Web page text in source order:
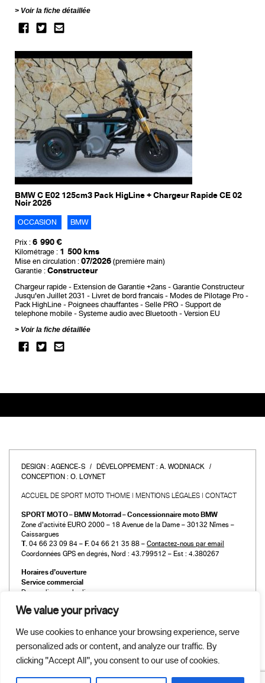
We value your privacy
We use cookies to enhance your browsing experience, serve
personalized ads or content, and analyze our traffic. By
clicking "Accept All", you consent to our use of cookies.
Voir la fiche détaillée
BMW C E02 125cm3 Pack HigLine + Chargeur Rapide CE 02
Noir 2026
OCCASION BMW
Prix : 6 990 €
Kilométrage : 1 500 kms
Mise en circulation : 07/2026 (première main)
Garantie : Constructeur
Chargeur rapide Extension de Garantie +2ans
Garantie Constructeur
Jusqu'en Juillet 2031
Livret de bord francais
Modes de Pilotage Pro
Pack HighLine
Poignees chauffantes Selle PRO
Support de
telephone mobile
Systeme audio avec Bluetooth
Version EU
Voir la fiche détaillée
DESIGN : AGENCE-S DÉVELOPPEMENT : A. WODNIACK
CONCEPTION : O. LOYNET
ACCUEIL DE SPORT MOTO THOME MENTIONS LÉGALES CONTACT
SPORT MOTO – BMW Motorrad – Concessionnaire moto BMW
Zone d’activité EURO 2000 – 18 Avenue de la Dame – 30132 Nîmes –
Caissargues
T. 04 66 23 09 84 – F. 04 66 21 35 88 – Contactez-nous par email
Coordonnées GPS en degrés, Nord : 43.799512 – Est : 4.380267
Horaires d’ouverture
Service commercial
Du mardi au vendredi :
Le samedi :
Du mardi au vendredi :
de 9h00 à 12h00 et de 14h00 à 19h00
de 9h00 à 12h00 et de 14h00 à 18h00